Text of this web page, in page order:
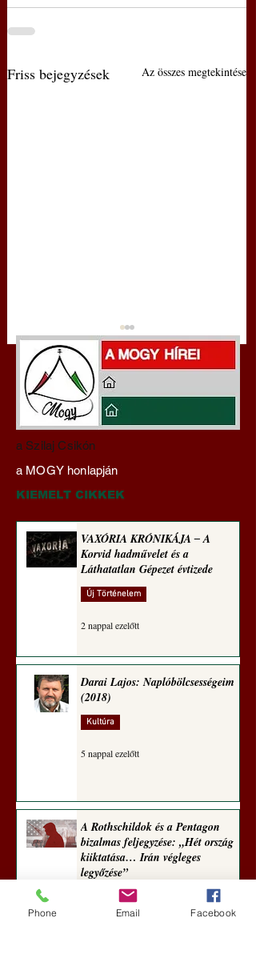
Friss bejegyzések Az összes megtekintése
Hajdu Zoltán:
Transzhumanizmus és
technomorál ‒ 21/28.
Rugalmas technomorál:
a Szilaj Csikón
a MOGY honlapján
KIEMELT CIKKEK
VAXÓRIA KRÓNIKÁJA ‒ A
Korvid hadművelet és a
Láthatatlan Gépezet évtizede
Új Történelem
2 nappal ezelőtt
Darai Lajos: Naplóbölcsességeim
(2018)
Kultúra
5 nappal ezelőtt
A Rothschildok és a Pentagon
bizalmas feljegyzése: „Hét ország
kiiktatása… Irán végleges
legyőzése”
Új Történelem
Phone Email Facebook